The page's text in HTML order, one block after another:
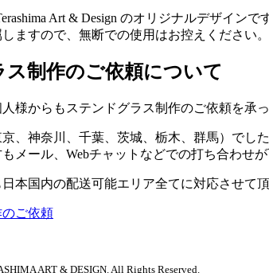
Art & Design のオリジナルデザインで
ますので、無断での使用はお控えください。
制作のご依頼について
様からもステンドグラス制作のご依頼を承っ
、神奈川、千葉、茨城、栃木、群馬）でし
メール、Webチャットなどでの打ち合わせ
本国内の配送可能エリア全てに対応させて頂
ご依頼
ART & DESIGN. All Rights Reserved.